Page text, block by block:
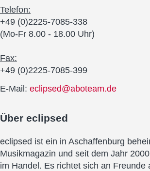
Telefon:
+49 (0)2225-7085-338
(Mo-Fr 8.00 - 18.00 Uhr)
Fax:
+49 (0)2225-7085-399
E-Mail: eclipsed@aboteam.de
Über eclipsed
eclipsed ist ein in Aschaffenburg
Musikmagazin und seit dem Jahr
im Handel. Es richtet sich an Freunde